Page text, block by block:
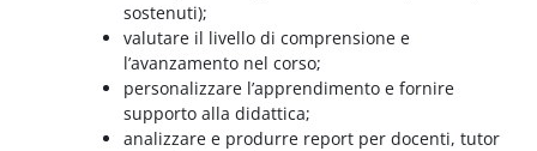
sostenuti);
valutare il livello di comprensione e
l’avanzamento nel corso;
personalizzare l’apprendimento e fornire
supporto alla didattica;
analizzare e produrre report per docenti, tutor